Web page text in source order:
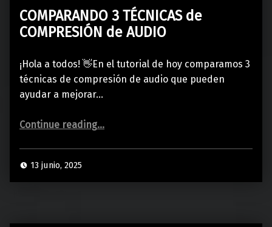
COMPARANDO 3 TÉCNICAS de
COMPRESIÓN de AUDIO
¡Hola a todos! 👋En el tutorial de hoy comparamos 3
técnicas de compresión de audio que pueden
ayudar a mejorar…
Continue reading“COMPARANDO 3 TÉCNICAS de COMPRESIÓN de AUDIO”
…
13 junio, 2025